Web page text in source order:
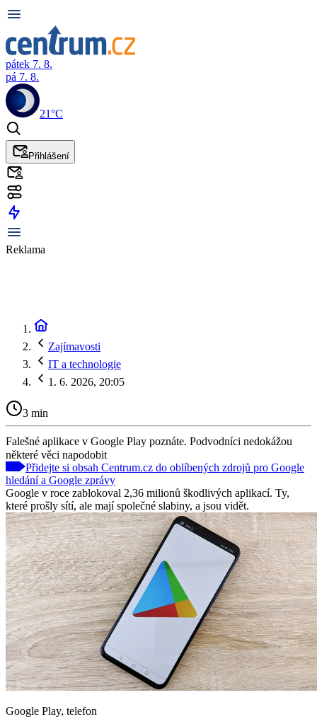
pátek 7. 8.
pá 7. 8.
21°C
Přihlášení
Reklama
Zajímavosti
IT a technologie
1. 6. 2026, 20:05
3 min
Falešné aplikace v Google Play poznáte. Podvodníci nedokážou
některé věci napodobit
Přidejte si obsah Centrum.cz do oblíbených zdrojů pro Google
hledání a Google zprávy
Google v roce zablokoval 2,36 milionů škodlivých aplikací. Ty,
které prošly sítí, ale mají společné slabiny, a jsou vidět.
Google Play, telefon